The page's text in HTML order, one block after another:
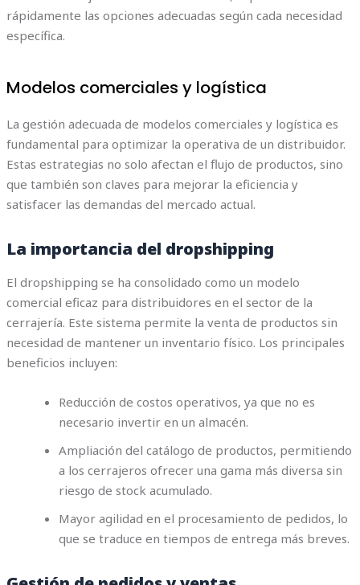
rápidamente las opciones adecuadas según cada necesidad
específica.
Modelos comerciales y logística
La gestión adecuada de modelos comerciales y logística es
fundamental para optimizar la operativa de un distribuidor.
Estas estrategias no solo afectan el flujo de productos, sino
que también son claves para mejorar la eficiencia y
satisfacer las demandas del mercado actual.
La importancia del dropshipping
El dropshipping se ha consolidado como un modelo
comercial eficaz para distribuidores en el sector de la
cerrajería. Este sistema permite la venta de productos sin
necesidad de mantener un inventario físico. Los principales
beneficios incluyen:
Reducción de costos operativos, ya que no es
necesario invertir en un almacén.
Ampliación del catálogo de productos, permitiendo
a los cerrajeros ofrecer una gama más diversa sin
riesgo de stock acumulado.
Mayor agilidad en el procesamiento de pedidos, lo
que se traduce en tiempos de entrega más breves.